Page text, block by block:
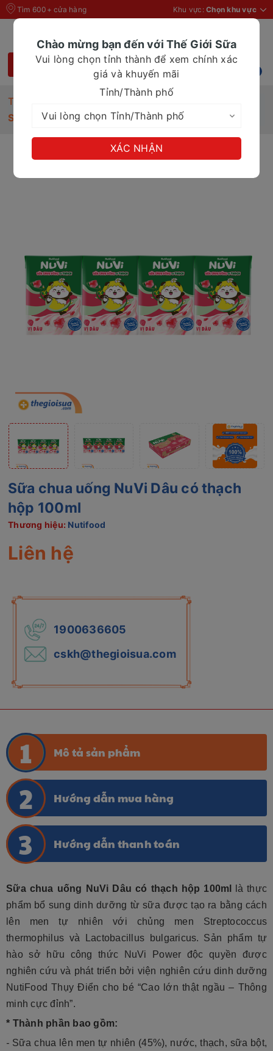
Tìm 600+ cửa hàng Khu vực: Chọn khu vực
Trang chủ
Sữa chua uống NuVi Dâu có thạch hộp 100ml
Sữa chua uống NuVi Dâu có thạch
hộp 100ml
Thương hiệu: Nutifood
Liên hệ
1900636605
cskh@thegioisua.com
Mô tả sản phẩm
Hướng dẫn mua hàng
Hướng dẫn thanh toán
Sữa chua uống NuVi Dâu có thạch hộp 100ml
là thực
phẩm bổ sung dinh dưỡng từ sữa được tạo ra bằng cách
lên men tự nhiên với chủng men Streptococcus
thermophilus và Lactobacillus bulgaricus. Sản phẩm tự
hào sở hữu công thức NuVi Power độc quyền được
nghiên cứu và phát triển bởi viện nghiên cứu dinh dưỡng
NutiFood Thụy Điển cho bé “Cao lớn thật ngầu – Thông
minh cực đỉnh”.
* Thành phần bao gồm:
- Sữa chua lên men tự nhiên (45%), nước, thạch, sữa bột,
Chào mừng bạn đến với Thế Giới Sữa
Vui lòng chọn tỉnh thành để xem chính xác
giá và khuyến mãi
Tỉnh/Thành phố
XÁC NHẬN